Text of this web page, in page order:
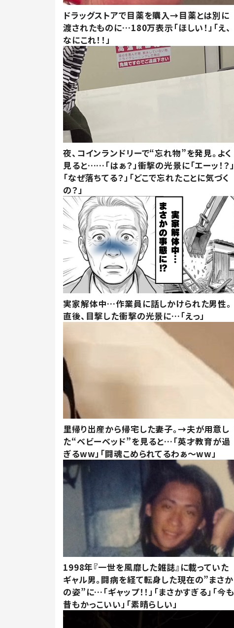
ドラッグストアで目薬を購入→目薬とは別に
渡されたものに…180万表示「ほしい！」「え、
なにこれ！！」
夜、コインランドリーで“忘れ物”を発見。よく
見ると……「はぁ？」衝撃の光景に「エーッ！？」
「なぜ落ちてる？」「どこで忘れたことに気づく
の？」
実家解体中…作業員に話しかけられた男性。
直後、目撃した衝撃の光景に…「えっ」
里帰り出産から帰宅した妻子。→夫が用意し
た“ベビーベッド”を見ると…「英才教育が過
ぎるww」「闘魂こめられてるわぁ～ww」
1998年『一世を風靡した雑誌』に載っていた
ギャル男。闘病を経て転身した現在の”まさか
の姿”に…「ギャップ！！」「まさかすぎる」「今も
昔もかっこいい」「素晴らしい」